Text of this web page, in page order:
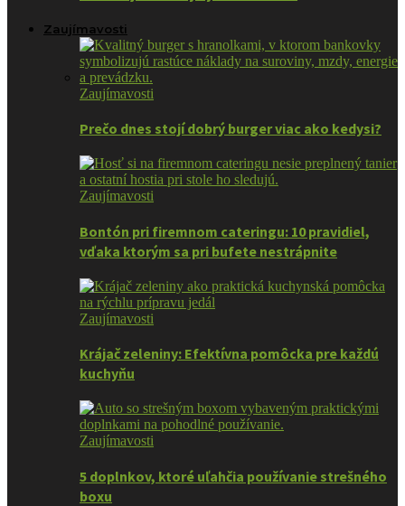
Zaujímavosti
Zaujímavosti
Prečo dnes stojí dobrý burger viac ako kedysi?
Zaujímavosti
Bontón pri firemnom cateringu: 10 pravidiel,
vďaka ktorým sa pri bufete nestrápnite
Zaujímavosti
Krájač zeleniny: Efektívna pomôcka pre každú
kuchyňu
Zaujímavosti
5 doplnkov, ktoré uľahčia používanie strešného
boxu